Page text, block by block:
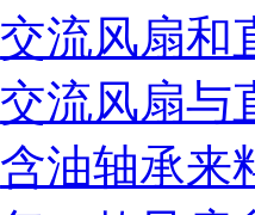
交流风扇和
交流风扇与
含油轴承来